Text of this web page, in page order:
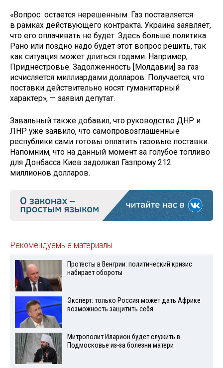
«Вопрос остается нерешенным. Газ поставляется
в рамках действующего контракта. Украина заявляет,
что его оплачивать не будет. Здесь больше политика.
Рано или поздно надо будет этот вопрос решить, так
как ситуация может длиться годами. Например,
Приднестровье. Задолженность [Молдавии] за газ
исчисляется миллиардами долларов. Получается, что
поставки действительно носят гуманитарный
характер», — заявил депутат.
Завальный также добавил, что руководство ДНР и
ЛНР уже заявило, что самопровозглашенные
республики сами готовы оплатить газовые поставки.
Напомним, что на данный момент за голубое топливо
для Донбасса Киев задолжал Газпрому 212
миллионов долларов.
Рекомендуемые материалы
Протесты в Венгрии: политический кризис
набирает обороты
Эксперт: только Россия может дать Африке
возможность защитить себя
Митрополит Иларион будет служить в
Подмосковье из-за болезни матери